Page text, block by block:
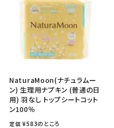
NaturaMoon(ナチュラムー
ン) 生理用ナプキン (普通の日
用) 羽なし トップシートコット
ン100％
定価 ¥583のところ